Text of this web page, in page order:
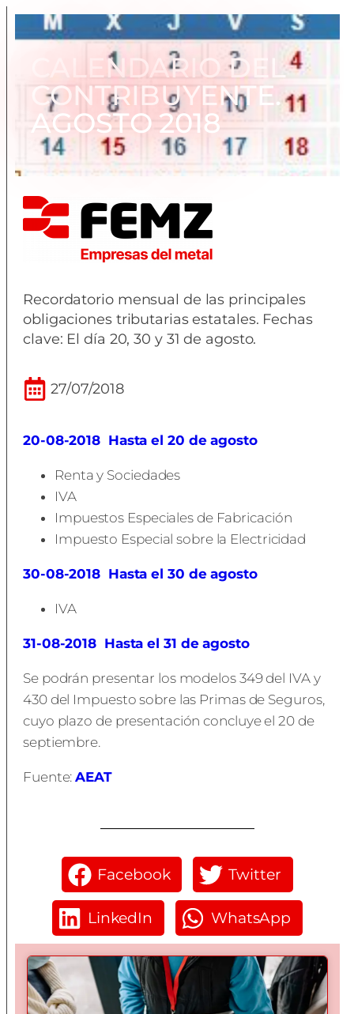
CALENDARIO DEL
CONTRIBUYENTE.
AGOSTO 2018
Recordatorio mensual de las principales
obligaciones tributarias estatales. Fechas
clave: El día 20, 30 y 31 de agosto.
27/07/2018
20-08-2018 Hasta el 20 de agosto
Renta y Sociedades
IVA
Impuestos Especiales de Fabricación
Impuesto Especial sobre la Electricidad
30-08-2018 Hasta el 30 de agosto
IVA
31-08-2018 Hasta el 31 de agosto
Se podrán presentar los modelos 349 del IVA y
430 del Impuesto sobre las Primas de Seguros,
cuyo plazo de presentación concluye el 20 de
septiembre.
Fuente:AEAT
Facebook Twitter
LinkedIn WhatsApp